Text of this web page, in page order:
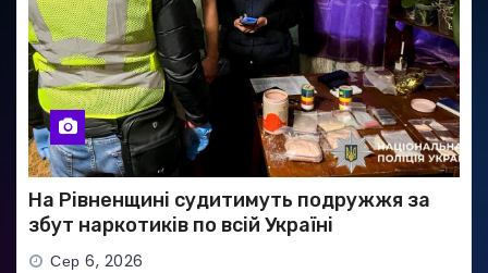
На Рівненщині судитимуть подружжя за
збут наркотиків по всій Україні
Сер 6, 2026